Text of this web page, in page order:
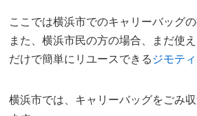
ここでは横浜市でのキャリーバッグ
また、横浜市民の方の場合、まだ使
だけで簡単にリユースできる ジモテ
横浜市では、キャリーバッグをごみ